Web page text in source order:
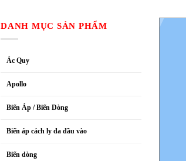
DANH MỤC SẢN PHẨM
Ác Quy
Apollo
Biến Áp / Biến Dòng
Biến áp cách ly đa đầu vào
Biến dòng